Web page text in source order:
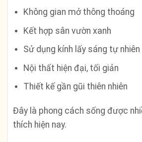
Không gian mở thông thoáng
Kết hợp sân vườn xanh
Sử dụng kính lấy sáng tự nhiên
Nội thất hiện đại, tối giản
Thiết kế gần gũi thiên nhiên
Đây là phong cách sống được
thích hiện nay.